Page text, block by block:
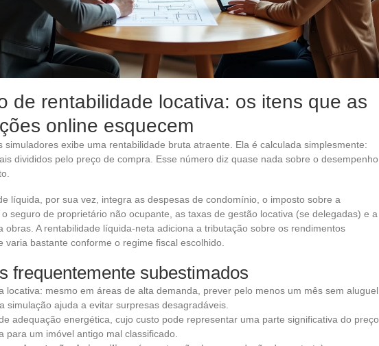
de rentabilidade locativa: os itens que as
online esquecem
simuladores exibe uma rentabilidade bruta atraente. Ela é calculada simplesmente:
divididos pelo preço de compra. Esse número diz quase nada sobre o desempenho
líquida, por sua vez, integra as despesas de condomínio, o imposto sobre a
seguro de proprietário não ocupante, as taxas de gestão locativa (se delegadas) e a
obras. A rentabilidade líquida-neta adiciona a tributação sobre os rendimentos
varia bastante conforme o regime fiscal escolhido.
frequentemente subestimados
locativa: mesmo em áreas de alta demanda, prever pelo menos um mês sem aluguel
simulação ajuda a evitar surpresas desagradáveis.
adequação energética, cujo custo pode representar uma parte significativa do preço
para um imóvel antigo mal classificado.